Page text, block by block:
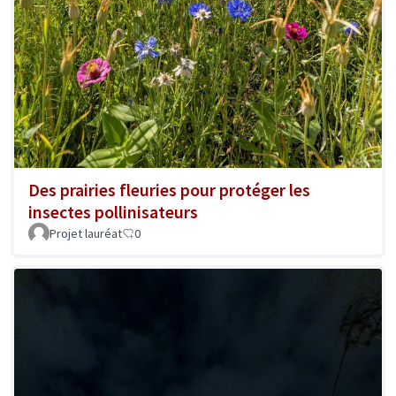
Des prairies fleuries pour protéger les
insectes pollinisateurs
Projet lauréat 0